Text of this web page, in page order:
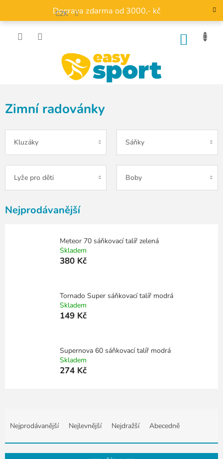
obsah
Doprava zdarma od 3000,- kč
CZK
Zimní radovánky
Kluzáky Sáňky
Lyže pro děti Boby
Nejprodávanější
Meteor 70 sáňkovací talíř zelená
Skladem
380 Kč
Tornado Super sáňkovací talíř modrá
Skladem
149 Kč
Supernova 60 sáňkovací talíř modrá
Skladem
274 Kč
e
Nejprodávanější Nejlevnější Nejdražší Abecedně